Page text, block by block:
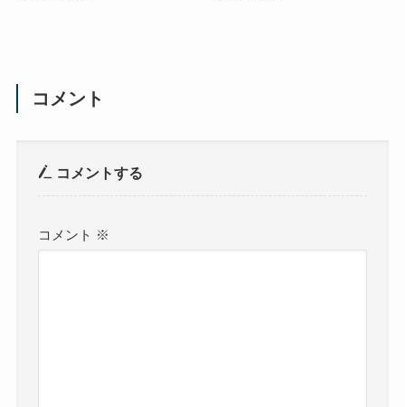
コメント
コメントする
コメント ※